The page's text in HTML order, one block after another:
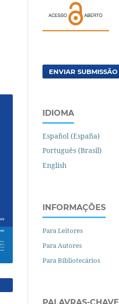
ENVIAR SUBMISSÃO
IDIOMA
Español (España)
Português (Brasil)
English
INFORMAÇÕES
Para Leitores
Para Autores
Para Bibliotecários